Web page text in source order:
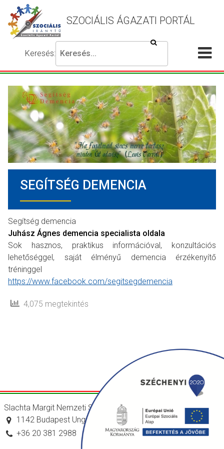
SZOCIÁLIS ÁGAZATI PORTÁL
Keresés:
Írja
be
keresni
kívánt
kifejezést,
majd
nyomja
meg
keresés
gombot.
Keresés
beállítások
SEGÍTSÉG DEMENCIA
Segítség demencia
Juhász Ágnes demencia specialista oldala
Sok hasznos, praktikus információval, konzultációs
lehetőséggel, saját élményű demencia érzékenyítő
tréninggel
https://www.facebook.com/segitsegdemencia
4,075 megtekintés
Slachta Margit Nemzeti Szociálpolitikai Intézet
1142 Budapest Ungvár utca 64-66.
+36 20 381 2988
titkarsag@nszi.gov.hu